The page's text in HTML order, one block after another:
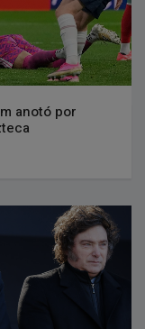
anotó por